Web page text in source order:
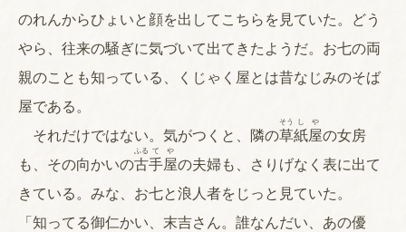
のれんからひょいと顔を出してこちらを見ていた。どう
やら、往来の騒ぎに気づいて出てきたようだ。お七の両
親のことも知っている、くじゃく屋とは昔なじみのそば
屋である。
それだけではない。気がつくと、隣の草
そう
紙
し
屋
や
の女房
も、その向かいの古
ふる
手
て
屋
や
の夫婦も、さりげなく表に出て
きている。みな、お七と浪人者をじっと見ていた。
「知ってる御仁かい、末吉さん。誰なんだい、あの優